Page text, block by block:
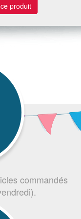
produit
commandés